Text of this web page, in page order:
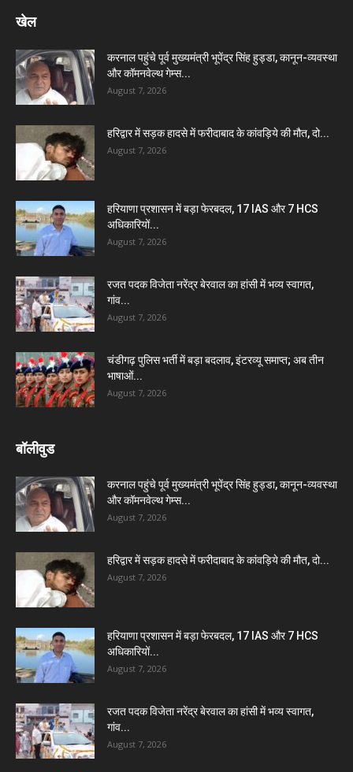
खेल
करनाल पहुंचे पूर्व मुख्यमंत्री भूपेंद्र सिंह हुड्डा, कानून-व्यवस्था
और कॉमनवेल्थ गेम्स...
August 7, 2026
हरिद्वार में सड़क हादसे में फरीदाबाद के कांवड़िये की मौत, दो...
August 7, 2026
हरियाणा प्रशासन में बड़ा फेरबदल, 17 IAS और 7 HCS
अधिकारियों...
August 7, 2026
रजत पदक विजेता नरेंद्र बेरवाल का हांसी में भव्य स्वागत,
गांव...
August 7, 2026
चंडीगढ़ पुलिस भर्ती में बड़ा बदलाव, इंटरव्यू समाप्त; अब तीन
भाषाओं...
August 7, 2026
बॉलीवुड
करनाल पहुंचे पूर्व मुख्यमंत्री भूपेंद्र सिंह हुड्डा, कानून-व्यवस्था
और कॉमनवेल्थ गेम्स...
August 7, 2026
हरिद्वार में सड़क हादसे में फरीदाबाद के कांवड़िये की मौत, दो...
August 7, 2026
हरियाणा प्रशासन में बड़ा फेरबदल, 17 IAS और 7 HCS
अधिकारियों...
August 7, 2026
रजत पदक विजेता नरेंद्र बेरवाल का हांसी में भव्य स्वागत,
गांव...
August 7, 2026